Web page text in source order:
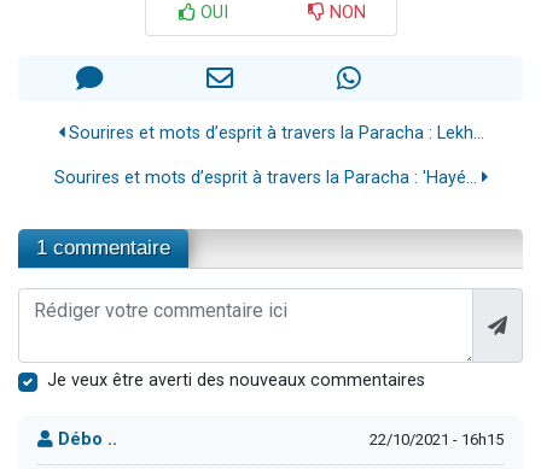
OUI NON
Sourires et mots d’esprit à travers la Paracha : Lekh...
Sourires et mots d’esprit à travers la Paracha : 'Hayé...
1 commentaire
Je veux être averti des nouveaux commentaires
Débo .. 22/10/2021 - 16h15